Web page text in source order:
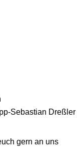
Sebastian Dreßler
gern an uns